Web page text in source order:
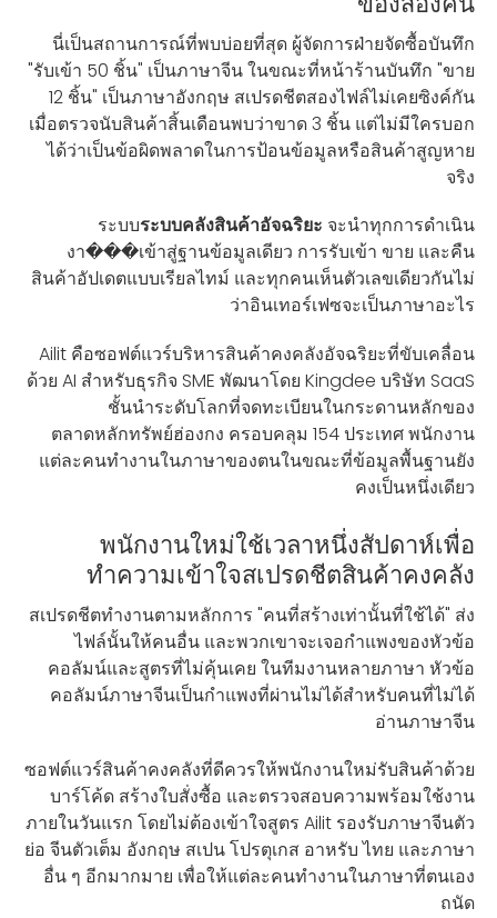
นี่เป็นสถานการณ์ที่พบบ่อยที่สุด ผู้จัดการฝ่ายจัดซื้อบันทึก
"รับเข้า 50 ชิ้น" เป็นภาษาจีน ในขณะที่หน้าร้านบันทึก "ขาย
12 ชิ้น" เป็นภาษาอังกฤษ สเปรดชีตสองไฟล์ไม่เคยซิงค์กัน
เมื่อตรวจนับสินค้าสิ้นเดือนพบว่าขาด 3 ชิ้น แต่ไม่มีใครบอก
ได้ว่าเป็นข้อผิดพลาดในการป้อนข้อมูลหรือสินค้าสูญหาย
จริง
ระบบระบบคลังสินค้าอัจฉริยะ จะนำทุกการดำเนิน
งา���เข้าสู่ฐานข้อมูลเดียว การรับเข้า ขาย และคืน
สินค้าอัปเดตแบบเรียลไทม์ และทุกคนเห็นตัวเลขเดียวกันไม่
ว่าอินเทอร์เฟซจะเป็นภาษาอะไร
Ailit คือซอฟต์แวร์บริหารสินค้าคงคลังอัจฉริยะที่ขับเคลื่อน
ด้วย AI สำหรับธุรกิจ SME พัฒนาโดย Kingdee บริษัท SaaS
ชั้นนำระดับโลกที่จดทะเบียนในกระดานหลักของ
ตลาดหลักทรัพย์ฮ่องกง ครอบคลุม 154 ประเทศ พนักงาน
แต่ละคนทำงานในภาษาของตนในขณะที่ข้อมูลพื้นฐานยัง
คงเป็นหนึ่งเดียว
พนักงานใหม่ใช้เวลาหนึ่งสัปดาห์เพื่อ
ทำความเข้าใจสเปรดชีตสินค้าคงคลัง
สเปรดชีตทำงานตามหลักการ "คนที่สร้างเท่านั้นที่ใช้ได้" ส่ง
ไฟล์นั้นให้คนอื่น และพวกเขาจะเจอกำแพงของหัวข้อ
คอลัมน์และสูตรที่ไม่คุ้นเคย ในทีมงานหลายภาษา หัวข้อ
คอลัมน์ภาษาจีนเป็นกำแพงที่ผ่านไม่ได้สำหรับคนที่ไม่ได้
อ่านภาษาจีน
ซอฟต์แวร์สินค้าคงคลังที่ดีควรให้พนักงานใหม่รับสินค้าด้วย
บาร์โค้ด สร้างใบสั่งซื้อ และตรวจสอบความพร้อมใช้งาน
ภายในวันแรก โดยไม่ต้องเข้าใจสูตร Ailit รองรับภาษาจีนตัว
ย่อ จีนตัวเต็ม อังกฤษ สเปน โปรตุเกส อาหรับ ไทย และภาษา
อื่น ๆ อีกมากมาย เพื่อให้แต่ละคนทำงานในภาษาที่ตนเอง
ถนัด